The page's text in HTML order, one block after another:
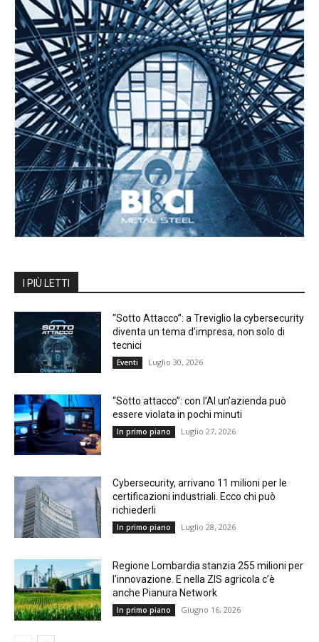
I PIÙ LETTI
“Sotto Attacco”: a Treviglio la cybersecurity
diventa un tema d’impresa, non solo di
tecnici
Eventi Luglio 30, 2026
“Sotto attacco”: con l’AI un’azienda può
essere violata in pochi minuti
In primo piano Luglio 27, 2026
Cybersecurity, arrivano 11 milioni per le
certificazioni industriali. Ecco chi può
richiederli
In primo piano Luglio 28, 2026
Regione Lombardia stanzia 255 milioni per
l’innovazione. E nella ZIS agricola c’è
anche Pianura Network
In primo piano Giugno 16, 2026